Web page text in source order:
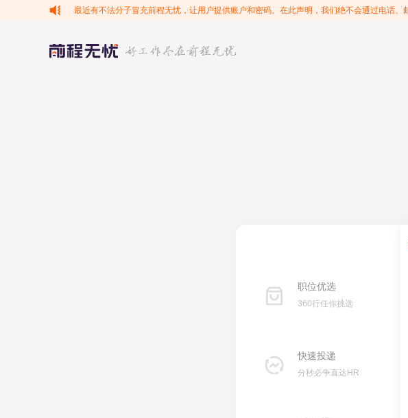
最近有不法分子冒充前程无忧，让用户提供账户和密码。在此声明，我们绝不会通过电话
职位优选
360行任你挑选
快速投递
分秒必争直达HR